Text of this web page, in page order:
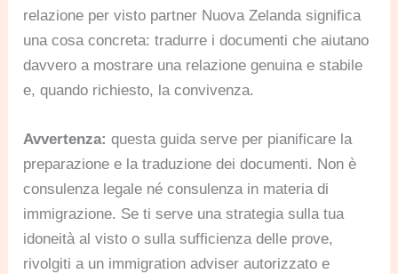
relazione per visto partner Nuova Zelanda significa
una cosa concreta: tradurre i documenti che aiutano
davvero a mostrare una relazione genuina e stabile
e, quando richiesto, la convivenza.
Avvertenza: questa guida serve per pianificare la
preparazione e la traduzione dei documenti. Non è
consulenza legale né consulenza in materia di
immigrazione. Se ti serve una strategia sulla tua
idoneità al visto o sulla sufficienza delle prove,
rivolgiti a un immigration adviser autorizzato e